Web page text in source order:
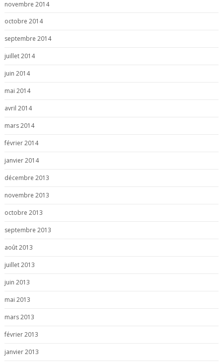
novembre 2014
octobre 2014
septembre 2014
juillet 2014
juin 2014
mai 2014
avril 2014
mars 2014
février 2014
janvier 2014
décembre 2013
novembre 2013
octobre 2013
septembre 2013
août 2013
juillet 2013
juin 2013
mai 2013
mars 2013
février 2013
janvier 2013